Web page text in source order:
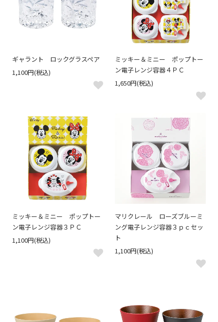
ギャラント ロックグラスペア
1,100円(税込)
ミッキー＆ミニー ポップトー
ン電子レンジ容器４ＰＣ
1,650円(税込)
ミッキー＆ミニー ポップトー
ン電子レンジ容器３ＰＣ
1,100円(税込)
マリクレール ローズブルーミ
ング電子レンジ容器３ｐｃセッ
ト
1,100円(税込)